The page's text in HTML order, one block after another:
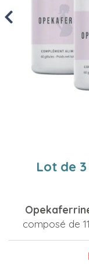
Previous
Lot de
composé de